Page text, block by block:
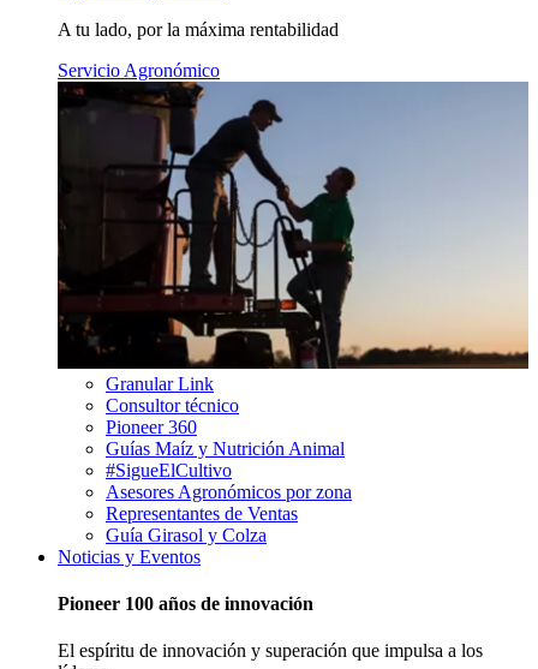
A tu lado, por la máxima rentabilidad
Servicio Agronómico
Granular Link
Consultor técnico
Pioneer 360
Guías Maíz y Nutrición Animal
#SigueElCultivo
Asesores Agronómicos por zona
Representantes de Ventas
Guía Girasol y Colza
Noticias y Eventos
Pioneer 100 años de innovación
El espíritu de innovación y superación que impulsa a los